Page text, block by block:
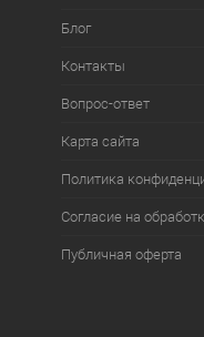
Блог
Контакты
Вопрос-ответ
Карта сайта
Политика
Согласие на
Публичная оферта